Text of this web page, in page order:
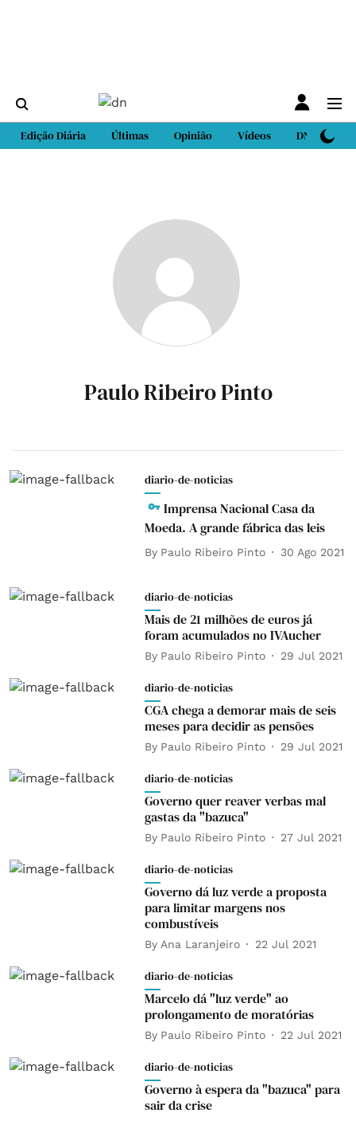
Edição Diária Últimas Opinião Vídeos DN Sport
Paulo Ribeiro Pinto
diario-de-noticias
Imprensa Nacional Casa da
Moeda. A grande fábrica das leis
By Paulo Ribeiro Pinto 30 Ago 2021
diario-de-noticias
Mais de 21 milhões de euros já
foram acumulados no IVAucher
By Paulo Ribeiro Pinto 29 Jul 2021
diario-de-noticias
CGA chega a demorar mais de seis
meses para decidir as pensões
By Paulo Ribeiro Pinto 29 Jul 2021
diario-de-noticias
Governo quer reaver verbas mal
gastas da "bazuca"
By Paulo Ribeiro Pinto 27 Jul 2021
diario-de-noticias
Governo dá luz verde a proposta
para limitar margens nos
combustíveis
By Ana Laranjeiro 22 Jul 2021
diario-de-noticias
Marcelo dá "luz verde" ao
prolongamento de moratórias
By Paulo Ribeiro Pinto 22 Jul 2021
diario-de-noticias
Governo à espera da "bazuca" para
sair da crise